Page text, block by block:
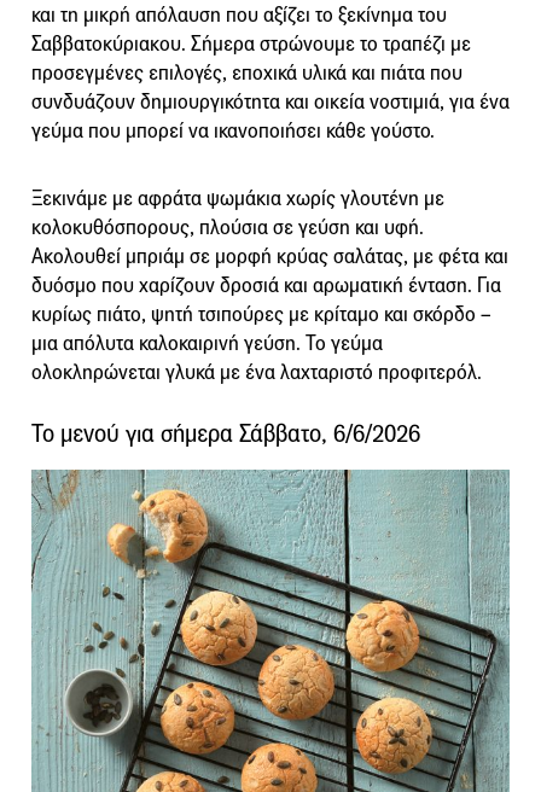
και τη μικρή απόλαυση που αξίζει το ξεκίνημα του
Σαββατοκύριακου. Σήμερα στρώνουμε το τραπέζι με
προσεγμένες επιλογές, εποχικά υλικά και πιάτα που
συνδυάζουν δημιουργικότητα και οικεία νοστιμιά, για ένα
γεύμα που μπορεί να ικανοποιήσει κάθε γούστο.
Ξεκινάμε με αφράτα ψωμάκια χωρίς γλουτένη με
κολοκυθόσπορους, πλούσια σε γεύση και υφή.
Ακολουθεί μπριάμ σε μορφή κρύας σαλάτας, με φέτα και
δυόσμο που χαρίζουν δροσιά και αρωματική ένταση. Για
κυρίως πιάτο, ψητή τσιπούρες με κρίταμο και σκόρδο –
μια απόλυτα καλοκαιρινή γεύση. Το γεύμα
ολοκληρώνεται γλυκά με ένα λαχταριστό προφιτερόλ.
Το μενού για σήμερα Σάββατο, 6/6/2026